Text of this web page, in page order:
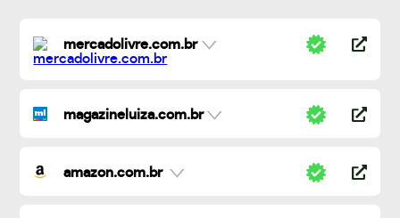
mercadolivre.com.br
magazineluiza.com.br
amazon.com.br